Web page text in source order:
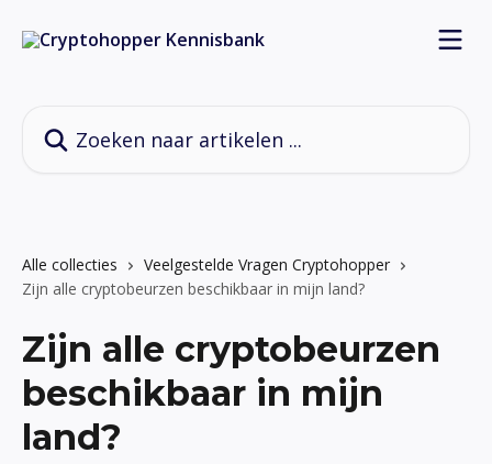
Alle collecties
Veelgestelde Vragen Cryptohopper
Zijn alle cryptobeurzen beschikbaar in mijn land?
Zijn alle cryptobeurzen
beschikbaar in mijn
land?